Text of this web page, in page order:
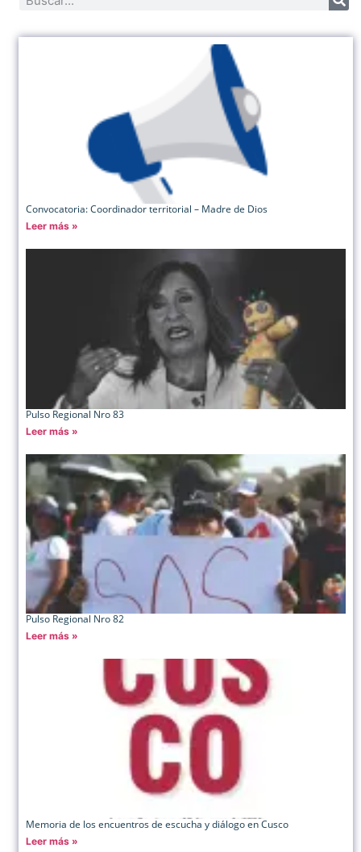
Convocatoria: Coordinador territorial – Madre de Dios
Leer más »
Pulso Regional Nro 83
Leer más »
Pulso Regional Nro 82
Leer más »
Memoria de los encuentros de escucha y diálogo en Cusco
Leer más »